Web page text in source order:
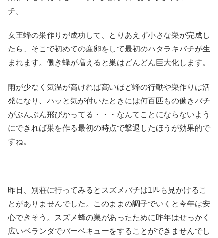
チ。
女王蜂の巣作りが成功して、とりあえず小さな巣が完成し
たら、そこで初めての産卵をして最初のハタラキバチが生
まれます。働き蜂が増えると巣はどんどん巨大化します。
雨が少なく気温が高ければ高いほど蜂の行動や巣作りは活
発になり、ハッと気が付いたときには何百匹もの働きバチ
がぶんぶん飛びかってる・・・なんてことにならないよう
にできれば巣を作る最初の時点で撃退したほうが効果的で
すね。
昨日、別荘に行ってみるとスズメバチは1匹も見かけるこ
とがありませんでした。このままの調子でいくと今年は安
心できそう。スズメ蜂の巣があったために昨年はせっかく
広いベランダでバーベキューをすることができませんでし